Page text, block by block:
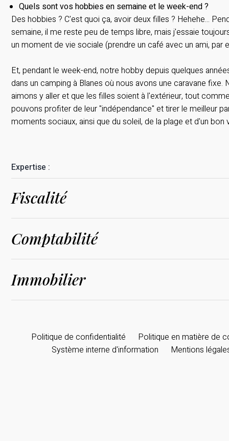
Quels sont vos hobbies en semaine et le week-end ?
Des hobbies ? C'est quoi ça, avoir deux filles ? Hehehe...
semaine, il me reste peu de temps libre, mais j'essaie
un moment de vie sociale (prendre un café avec un ami, par
Et, pendant le week-end, notre hobby depuis quelques
dans un camping à Blanes où nous avons une caravane fixe.
aimons y aller et que les filles soient à l'extérieur, tout
pouvons profiter de leur "indépendance" et tirer le meilleur
moments sociaux, ainsi que du soleil, de la plage et d'un bon
Expertise :
Fiscalité
Comptabilité
Immobilier
Politique de confidentialité
Politique en matière de
Système interne d'information
Mentions